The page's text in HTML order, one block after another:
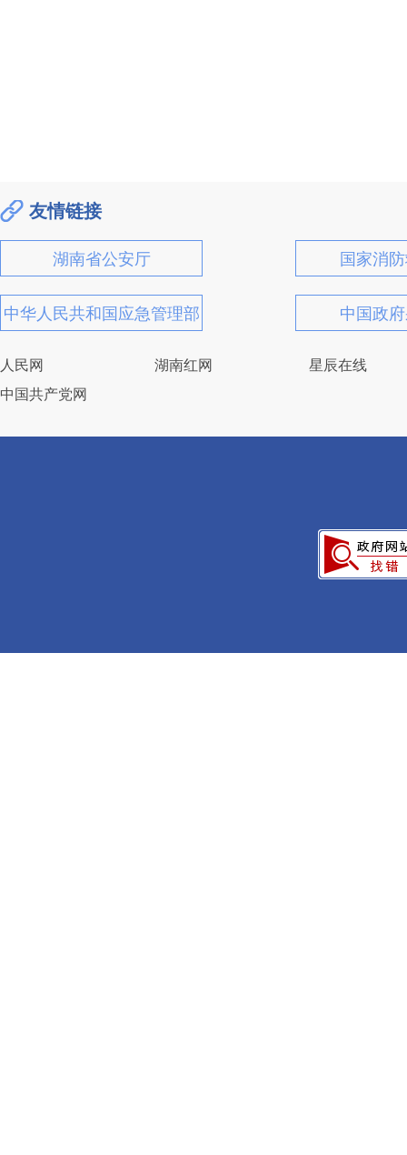
友情链接
湖南省公安厅 国家消
中华人民共和国应急管理部 中国政
人民网 湖南红网
星辰在线
中国共产党网